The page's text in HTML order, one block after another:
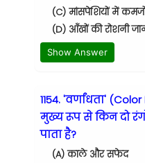
(C) मांसपेशियों में
(D) आँखों की रोशनी
Show Answer
1154. 'वर्णांधता'
मुख्य रूप से किन दो
पाता है?
(A) काले और सफेद